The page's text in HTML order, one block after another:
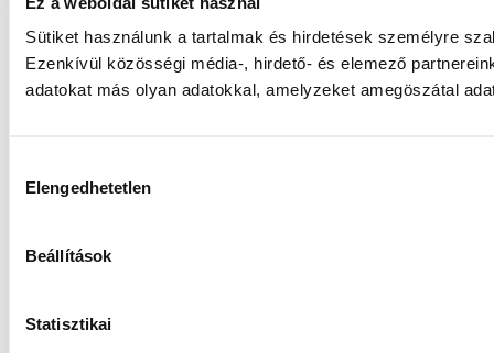
Sütiket használunk a tartalmak és hirdetések személyre
Ezenkívül közösségi média-, hirdető- és elemező
adatokat más olyan adatokkal, amelyzeket amegöszátal
kiválasztása
Elengedhetetlen
Beállítások
Statisztikai